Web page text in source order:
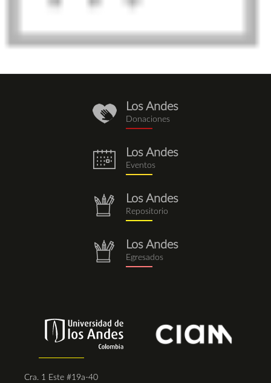
donaciones.png
Los Andes
Donaciones
eventos.png
Los Andes
Eventos
repositorio.png
Los Andes
Repositorio
repositorio.png
Los Andes
Egresados
Cra. 1 Este #19a-40